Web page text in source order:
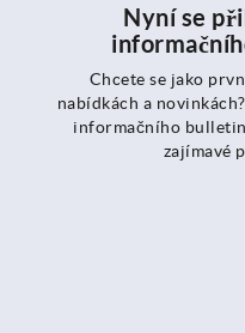
Nyní se
Chcete se jako
nabídkách a
informačního
zajímavé